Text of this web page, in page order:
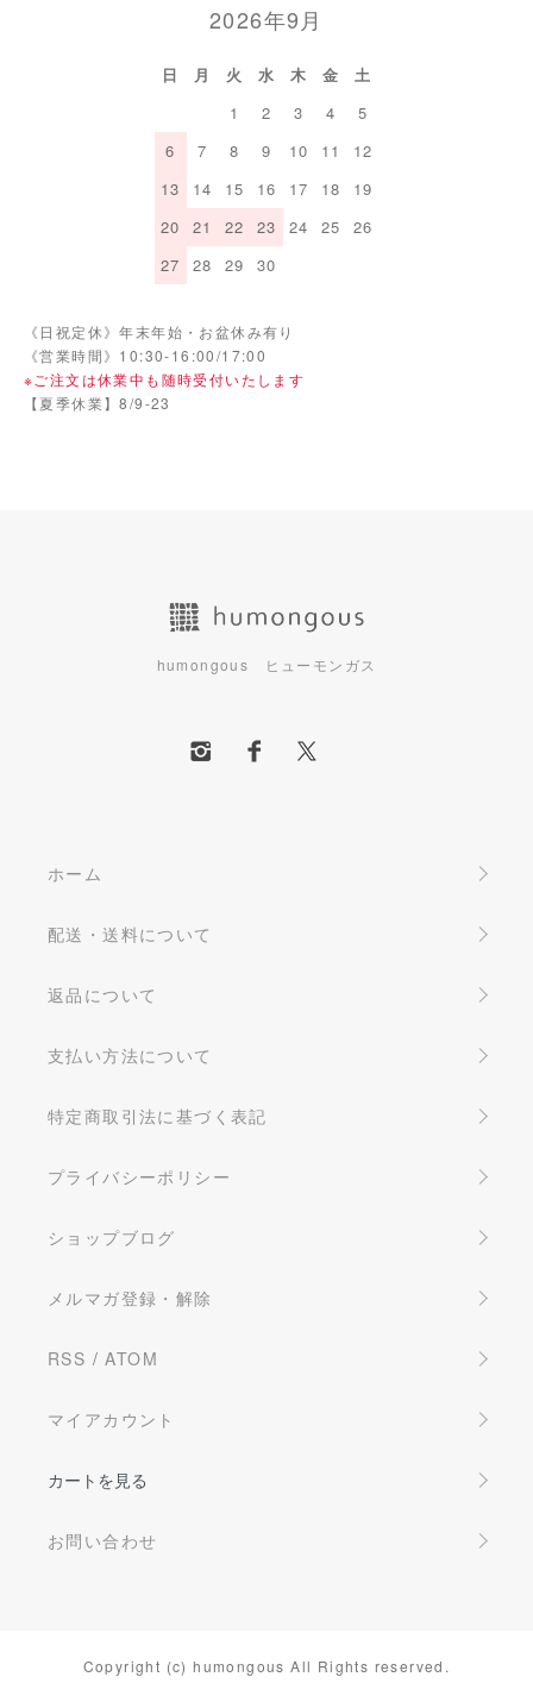
2026年9月
日 月 火 水 木 金
土
1
2 3 4
5
6
7 8 9 10 11
12
13
14 15 16 17 18
19
20
21 22 23 24 25
26
27
28 29 30
《日祝定休》年末年始・お盆休み有り
《営業時間》10:30-16:00/17:00
※ご注文は休業中も随時受付いたします
【夏季休業】8/9-23
humongous ヒューモンガス
ホーム
配送・送料について
返品について
支払い方法について
特定商取引法に基づく表記
プライバシーポリシー
ショップブログ
メルマガ登録・解除
RSS /ATOM
マイアカウント
カートを見る
お問い合わせ
Copyright (c) humongous All Rights reserved.